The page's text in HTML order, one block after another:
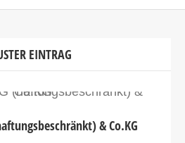
EINTRAG
& Co.KG